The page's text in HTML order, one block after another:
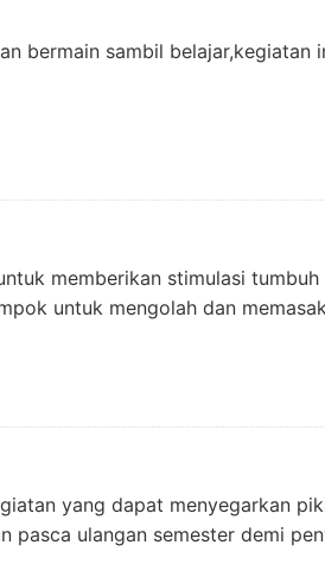
bermain sambil
memberikan stimulasi
untuk mengolah dan
yang dapat menyegarkan
ulangan semester demi